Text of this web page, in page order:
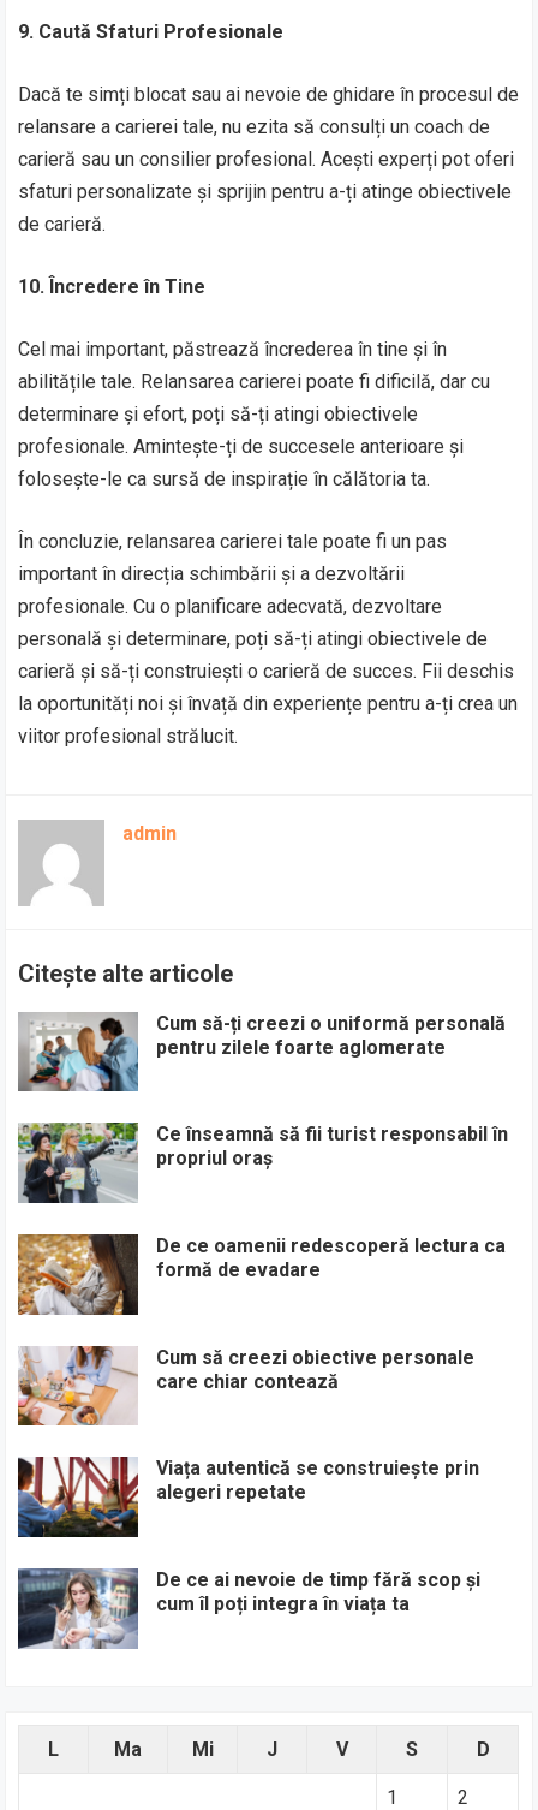
9. Caută Sfaturi Profesionale
Dacă te simți blocat sau ai nevoie de ghidare în procesul de
relansare a carierei tale, nu ezita să consulți un coach de
carieră sau un consilier profesional. Acești experți pot oferi
sfaturi personalizate și sprijin pentru a-ți atinge obiectivele
de carieră.
10. Încredere în Tine
Cel mai important, păstrează încrederea în tine și în
abilitățile tale. Relansarea carierei poate fi dificilă, dar cu
determinare și efort, poți să-ți atingi obiectivele
profesionale. Amintește-ți de succesele anterioare și
folosește-le ca sursă de inspirație în călătoria ta.
În concluzie, relansarea carierei tale poate fi un pas
important în direcția schimbării și a dezvoltării
profesionale. Cu o planificare adecvată, dezvoltare
personală și determinare, poți să-ți atingi obiectivele de
carieră și să-ți construiești o carieră de succes. Fii deschis
la oportunități noi și învață din experiențe pentru a-ți crea un
viitor profesional strălucit.
admin
Citește alte articole
Cum să-ți creezi o uniformă personală
pentru zilele foarte aglomerate
Ce înseamnă să fii turist responsabil în
propriul oraș
De ce oamenii redescoperă lectura ca
formă de evadare
Cum să creezi obiective personale
care chiar contează
Viața autentică se construiește prin
alegeri repetate
De ce ai nevoie de timp fără scop și
cum îl poți integra în viața ta
L Ma Mi J V S D
1 2